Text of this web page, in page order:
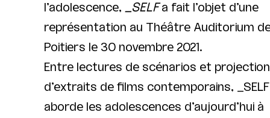
l’adolescence,
_SELFa fait l’objet d’une
représentation au Théâtre Auditorium
Poitiers le 30 novembre 2021.
Entre lectures de scénarios et
d’extraits de films contemporains, _SELF
aborde les adolescences d’aujourd’hui à